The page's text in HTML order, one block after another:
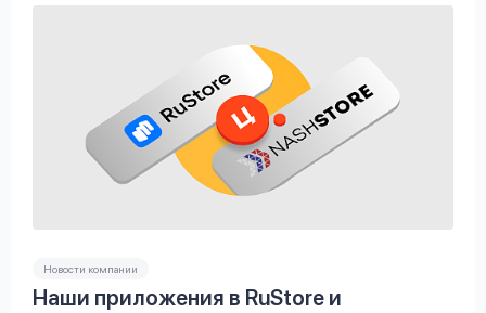
Новости компании
Наши приложения в RuStore и